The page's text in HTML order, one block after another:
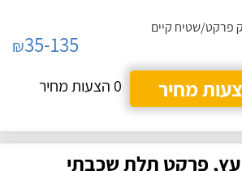
פרקט/שטיח קיים
₪35-135
מחיר
0 הצעות מחיר
פרקט תלת שכבתי